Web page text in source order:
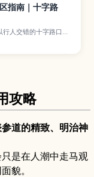
指南｜十字路
人交错的十字路口、
PARK等地标
主要景点、购物中心
攻略
道的精致、明治神
是在人潮中走马观
貌。